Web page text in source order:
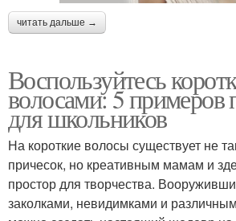
читать дальше →
Воспользуйтесь
волосами: 5 примеров
для школьников
На короткие волосы существует не
причесок, но креативным мамам и
простор для творчества.
заколками, невидимками и